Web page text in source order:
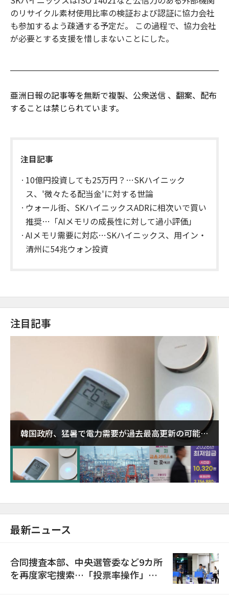
のリサイクル素材使用比率の検証および認証に協力会社
も参加するよう疎通する予定だ。 この過程で、協力会社
が必要とする支援を惜しまないことにした。
亜洲日報の記事等を無断で複製、公衆送信 、翻案、配布
することは禁じられています。
注目記事
10億円投資しても25万円？…SKハイニック
ス、'微々たる配当金'に対する世論
ウォール街、SKハイニックスADRに相次いで買い
推奨…「AIメモリの成長性に対して過小評価」
AIメモリ需要に対応…SKハイニックス、用イン・
清州に54兆ウォン投資
注目記事
韓国政府、猛暑で電力需要が過去最高更新の可能性
に需給対応体制を点検
最新ニュース
合同捜査本部、中央選管委など9カ所
を再度家宅捜索…「投票率操作」の